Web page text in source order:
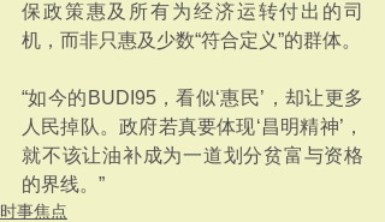
保政策惠及所有为经济运转付出的司
机，而非只惠及少数“符合定义”的群体。
“如今的BUDI95，看似‘惠民’，却让更多
人民掉队。政府若真要体现‘昌明精神’，
就不该让油补成为一道划分贫富与资格
的界线。”
时事焦点